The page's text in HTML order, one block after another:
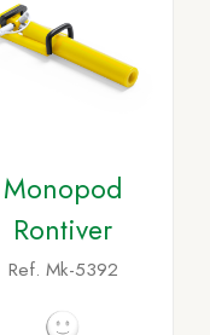
Monopod
Rontiver
Ref. Mk-5392